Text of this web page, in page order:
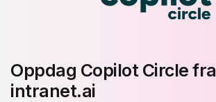
Oppdag Copilot Circle fra
intranet.ai